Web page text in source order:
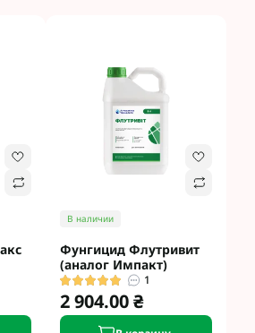
В наличии
Фунгицид Флутривит
(аналог Импакт)
1
2 904.00 ₴